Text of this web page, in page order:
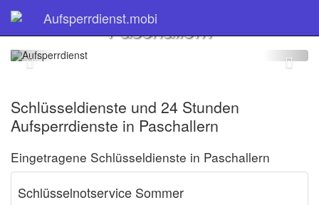
Aufsperrdienst.mobi
Schlüsseldienst
Paschallern
Schlüsseldienste und 24 Stunden
Aufsperrdienste in Paschallern
Eingetragene Schlüsseldienste in Paschallern
Schlüsselnotservice Sommer